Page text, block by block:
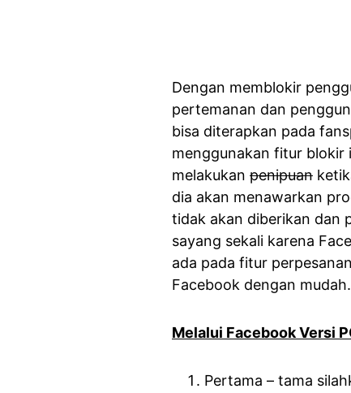
Dengan memblokir
pertemanan dan
bisa diterapkan pada
menggunakan fitur blokir
melakukan penipuan
dia akan menawarkan
tidak akan diberikan dan
sayang sekali karena
ada pada fitur
Facebook dengan mudah.
Melalui Facebook Versi
Pertama – tama